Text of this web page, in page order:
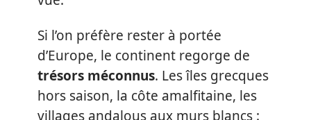
Si l’on préfère rester à portée
d’Europe, le continent regorge de
trésors méconnus. Les îles grecques
hors saison, la côte amalfitaine, les
villages andalous aux murs blancs :